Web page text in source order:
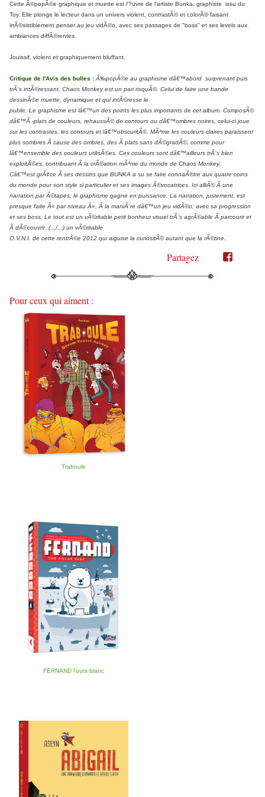
Cette Ã©popÃ©e graphique et muette est l'?uvre de l'artiste Bunka, graphiste issu du
Toy. Elle plonge le lecteur dans un univers violent, contrastÃ© et colorÃ© faisant
irrÃ©sistiblement penser au jeu vidÃ©o, avec ses passages de "boss" et ses levels aux
ambiances diffÃ©rentes.
Jouissif, violent et graphiquement bluffant.
Critique de l'Avis des bulles :Ã‰popÃ©e au graphisme dâ€™abord surprenant puis
trÃ¨s intÃ©ressant, Chaos Monkey est un pari risquÃ©. Celui de faire une bande
dessinÃ©e muette, dynamique et qui intÃ©resse le
public. Le graphisme est lâ€™un des points les plus importants de cet album. ComposÃ©
dâ€™Ã -plats de couleurs, rehaussÃ© de contours ou dâ€™ombres noires, celui-ci joue
sur les contrastes, les contours et lâ€™obscuritÃ©. MÃªme les couleurs claires paraissent
plus sombres Ã cause des ombres, des Ã plats sans dÃ©gradÃ©, comme pour
lâ€™ensemble des couleurs utilisÃ©es. Ces couleurs sont dâ€™ailleurs trÃ¨s bien
exploitÃ©es, contribuant Ã la crÃ©ation mÃªme du monde de Chaos Monkey.
Câ€™est grÃ¢ce Ã ses dessins que BUNKA a su se faire connaÃ®tre aux quatre coins
du monde pour son style si particulier et ses images Ã©vocatrices. Ici alliÃ© Ã une
narration par Ã©tapes, le graphisme gagne en puissance. La narration, justement, est
presque faite Â« par niveau Â», Ã la maniÃ¨re dâ€™un jeu vidÃ©o, avec sa progression
et ses boss. Le tout est un vÃ©ritable petit bonheur visuel trÃ¨s agrÃ©able Ã parcourir et
Ã dÃ©couvrir. (.../...) un vÃ©ritable
O.V.N.I. de cette rentrÃ©e 2012 qui aiguise la curiositÃ© autant que la rÃ©tine.
Partagez
Partager
Twitter"
Partager
Pour ceux qui aiment :
Traboule
FERNAND l'ours blanc